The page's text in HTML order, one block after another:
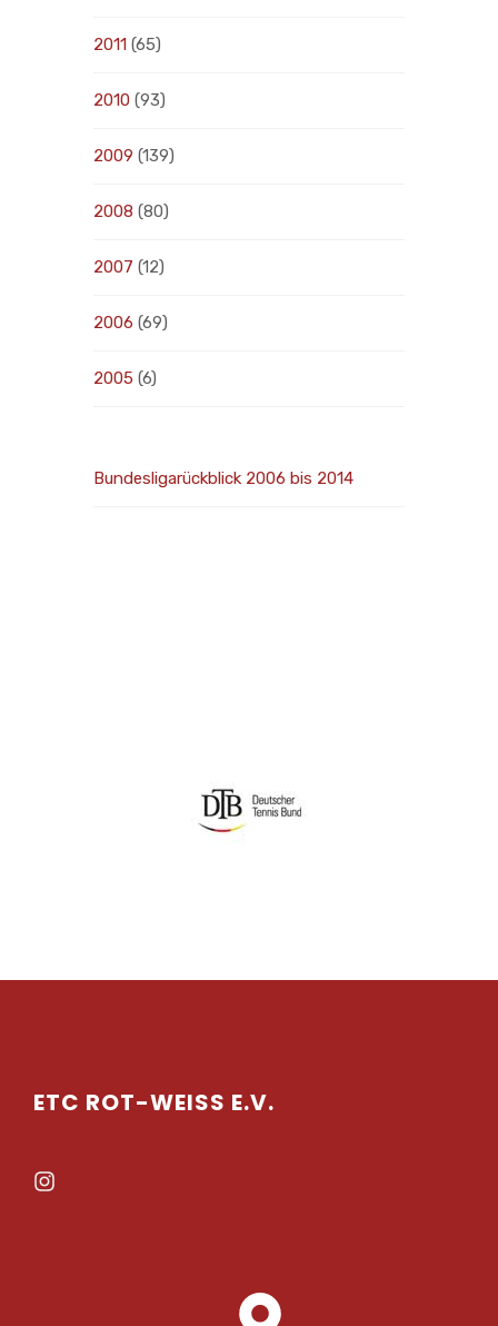
2011 (65)
2010 (93)
2009 (139)
2008 (80)
2007 (12)
2006 (69)
2005 (6)
Bundesligarückblick 2006 bis 2014
ETC ROT-WEISS E.V.